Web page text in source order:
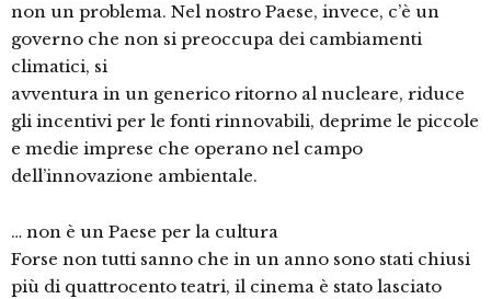
non un problema. Nel nostro Paese, invece, c’è un
governo che non si preoccupa dei cambiamenti
climatici, si
avventura in un generico ritorno al nucleare, riduce
gli incentivi per le fonti rinnovabili, deprime le piccole
e medie imprese che operano nel campo
dell’innovazione ambientale.
… non è un Paese per la cultura
Forse non tutti sanno che in un anno sono stati chiusi
più di quattrocento teatri, il cinema è stato lasciato